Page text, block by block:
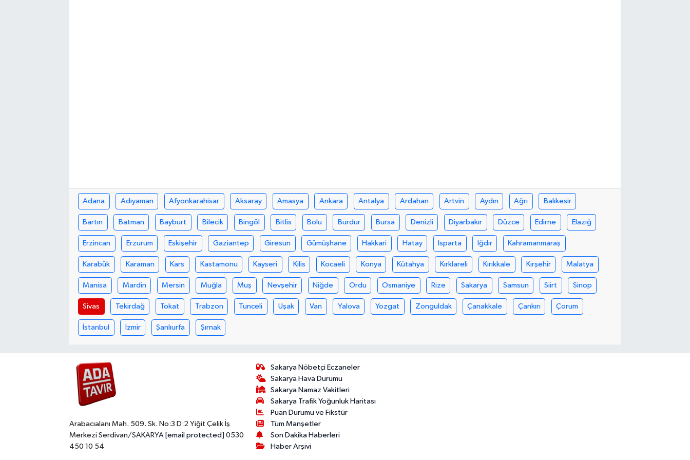
Adana Adıyaman Afyonkarahisar Aksaray Amasya Ankara Antalya Ardahan Artvin Aydın Ağrı Balıkesir
Bartın Batman Bayburt Bilecik Bingöl Bitlis Bolu Burdur Bursa Denizli Diyarbakır Düzce Edirne Elazığ
Erzincan Erzurum Eskişehir Gaziantep Giresun Gümüşhane Hakkari Hatay Isparta Iğdır Kahramanmaraş
Karabük Karaman Kars Kastamonu Kayseri Kilis Kocaeli Konya Kütahya Kırklareli Kırıkkale Kırşehir Malatya
Manisa Mardin Mersin Muğla Muş Nevşehir Niğde Ordu Osmaniye Rize Sakarya Samsun Siirt Sinop
Sivas Tekirdağ Tokat Trabzon Tunceli Uşak Van Yalova Yozgat Zonguldak Çanakkale Çankırı Çorum
İstanbul İzmir Şanlıurfa Şırnak
Arabacıalanı Mah. 509. Sk. No:3 D:2 Yiğit Çelik İş
Merkezi Serdivan/SAKARYA [email protected] 0530
450 10 54
Sakarya Nöbetçi Eczaneler
Sakarya Hava Durumu
Sakarya Namaz Vakitleri
Sakarya Trafik Yoğunluk Haritası
Puan Durumu ve Fikstür
Tüm Manşetler
Son Dakika Haberleri
Haber Arşivi